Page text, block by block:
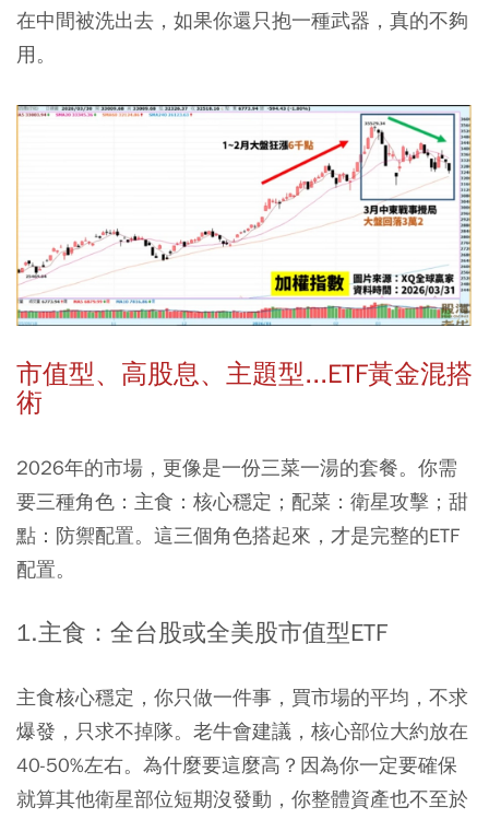
在中間被洗出去，如果你還只抱一種武器，真的不夠
用。
市值型、高股息、主題型...ETF黃金混搭
術
2026年的市場，更像是一份三菜一湯的套餐。你需
要三種角色：主食：核心穩定；配菜：衛星攻擊；甜
點：防禦配置。這三個角色搭起來，才是完整的ETF
配置。
1.主食：全台股或全美股市值型ETF
主食核心穩定，你只做一件事，買市場的平均，不求
爆發，只求不掉隊。老牛會建議，核心部位大約放在
40-50%左右。為什麼要這麼高？因為你一定要確保
就算其他衛星部位短期沒發動，你整體資產也不至於